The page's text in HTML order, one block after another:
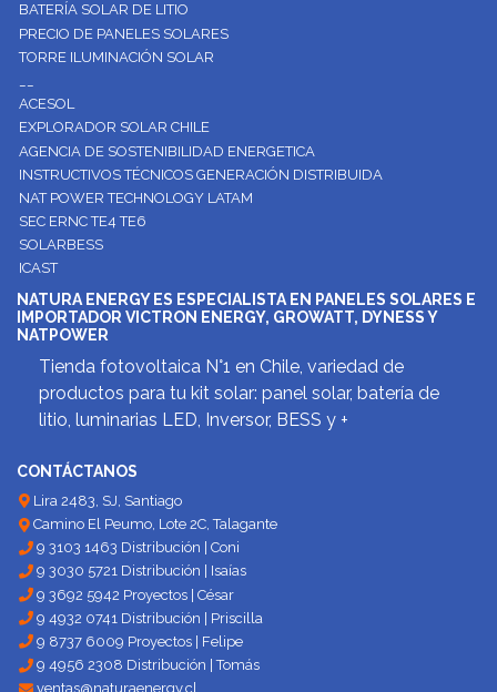
BATERÍA SOLAR DE LITIO
PRECIO DE PANELES SOLARES
TORRE ILUMINACIÓN SOLAR
ACESOL
EXPLORADOR SOLAR CHILE
AGENCIA DE SOSTENIBILIDAD ENERGETICA
INSTRUCTIVOS TÉCNICOS GENERACIÓN DISTRIBUIDA
NAT POWER TECHNOLOGY LATAM
SEC ERNC TE4 TE6
SOLARBESS
ICAST
NATURA ENERGY ES ESPECIALISTA EN PANELES SOLARES E
IMPORTADOR VICTRON ENERGY, GROWATT, DYNESS Y
NATPOWER
Tienda fotovoltaica N°1 en Chile, variedad de
productos para tu kit solar: panel solar, batería de
litio, luminarias LED, Inversor, BESS y +
CONTÁCTANOS
Lira 2483, SJ, Santiago
Camino El Peumo, Lote 2C, Talagante
9 3103 1463 Distribución | Coni
9 3030 5721 Distribución | Isaías
9 3692 5942 Proyectos | César
9 4932 0741 Distribución | Priscilla
9 8737 6009 Proyectos | Felipe
9 4956 2308 Distribución | Tomás